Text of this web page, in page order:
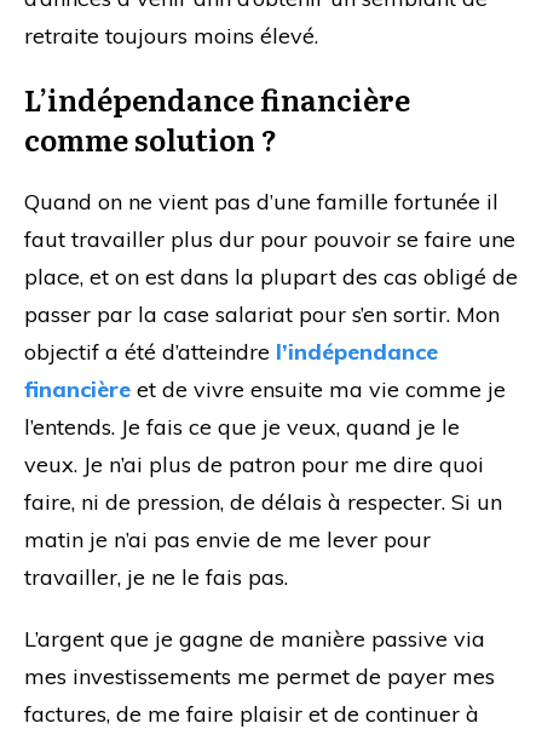
retraite toujours moins élevé.
L’indépendance financière
comme solution ?
Quand on ne vient pas d’une famille fortunée il
faut travailler plus dur pour pouvoir se faire une
place, et on est dans la plupart des cas obligé de
passer par la case salariat pour s’en sortir. Mon
objectif a été d’atteindre l’indépendance
financière et de vivre ensuite ma vie comme je
l’entends. Je fais ce que je veux, quand je le
veux. Je n’ai plus de patron pour me dire quoi
faire, ni de pression, de délais à respecter. Si un
matin je n’ai pas envie de me lever pour
travailler, je ne le fais pas.
L’argent que je gagne de manière passive via
mes investissements me permet de payer mes
factures, de me faire plaisir et de continuer à